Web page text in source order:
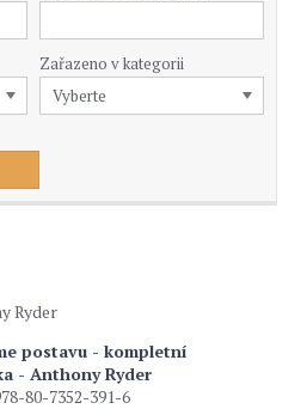
Zařazeno v kategorii
Ryder
postavu - kompletní
- Anthony Ryder
80-7352-391-6